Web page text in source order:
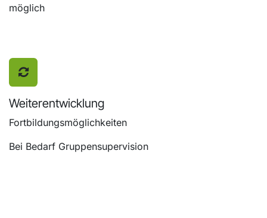
möglich
Weiterentwicklung
Fortbildungsmöglichkeiten
Bei Bedarf Gruppensupervision